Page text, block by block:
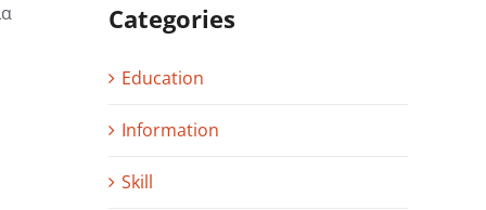
Categories
Education
Information
Skill